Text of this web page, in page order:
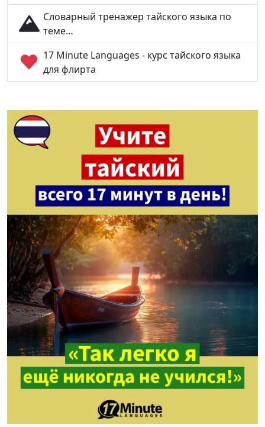
Словарный тренажер тайского языка по
теме…
17 Minute Languages - курс тайского языка
для флирта